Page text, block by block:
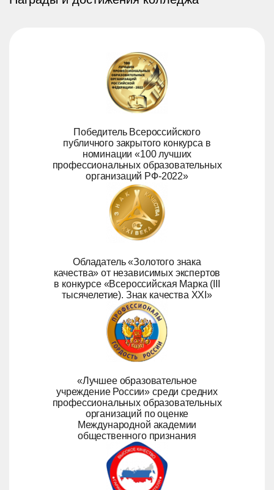
Победитель Всероссийского
публичного закрытого конкурса в
номинации «100 лучших
профессиональных образовательных
организаций РФ-2022»
Обладатель «Золотого знака
качества» от независимых экспертов
в конкурсе «Всероссийская Марка (III
тысячелетие). Знак качества ХХI»
«Лучшее образовательное
учреждение России» среди средних
профессиональных образовательных
организаций по оценке
Международной академии
общественного признания